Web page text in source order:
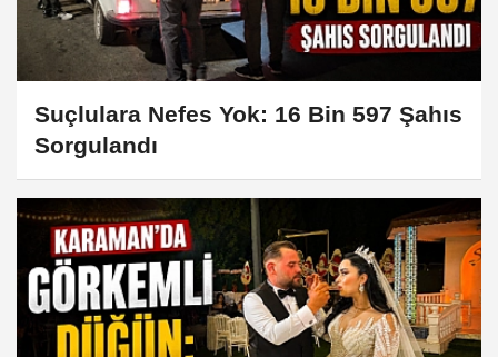
Suçlulara Nefes Yok: 16 Bin 597 Şahıs
Sorgulandı